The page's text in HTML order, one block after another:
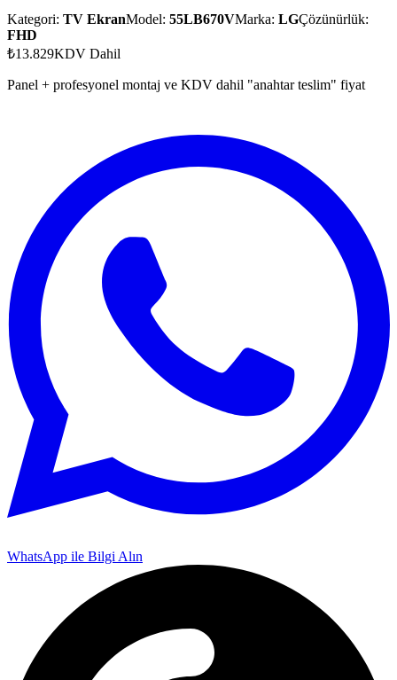
Kategori: TV EkranModel: 55LB670VMarka: LGÇözünürlük:
FHD
₺13.829KDV Dahil
Panel + profesyonel montaj ve KDV dahil "anahtar teslim" fiyat
WhatsApp ile Bilgi Alın